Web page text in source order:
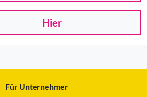
Hier
Für Unternehmer